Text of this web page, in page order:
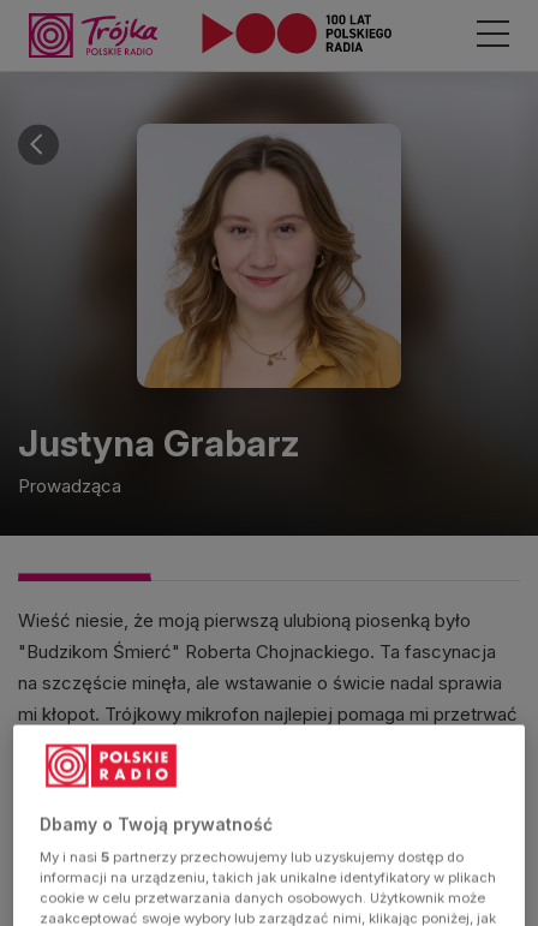
Justyna Grabarz
Prowadząca
Wieść niesie, że moją pierwszą ulubioną piosenką było
"Budzikom Śmierć" Roberta Chojnackiego. Ta fascynacja
na szczęście minęła, ale wstawanie o świcie nadal sprawia
mi kłopot. Trójkowy mikrofon najlepiej pomaga mi przetrwać
trudy poranka, dlatego walczę z naturą sowy prowadząc
przedpołudniowe pasmo "Dobrego dnia", a wieczorami
się swoimi muzycznymi zachwytami. Uwielbiam: zachody
słońca, dźwięk saksofonu barytonowego, tosty z serem.
Dbamy o Twoją prywatność
My i nasi5 partnerzy przechowujemy lub uzyskujemy dostęp do
informacji na urządzeniu, takich jak unikalne identyfikatory w plikach
cookie w celu przetwarzania danych osobowych. Użytkownik może
zaakceptować swoje wybory lub zarządzać nimi, klikając poniżej, jak